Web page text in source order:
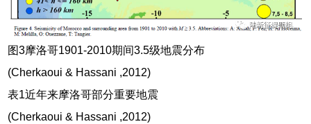
图3摩洛哥1901-2010期间3.5级地震分布
(Cherkaoui & Hassani ,2012)
表1近年来摩洛哥部分重要地震
(Cherkaoui & Hassani ,2012)